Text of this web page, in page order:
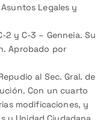
Legales y
2 y C-3 – Genneia. Su
Aprobado por
al Sec. Gral. de
Con un cuarto
modificaciones, y